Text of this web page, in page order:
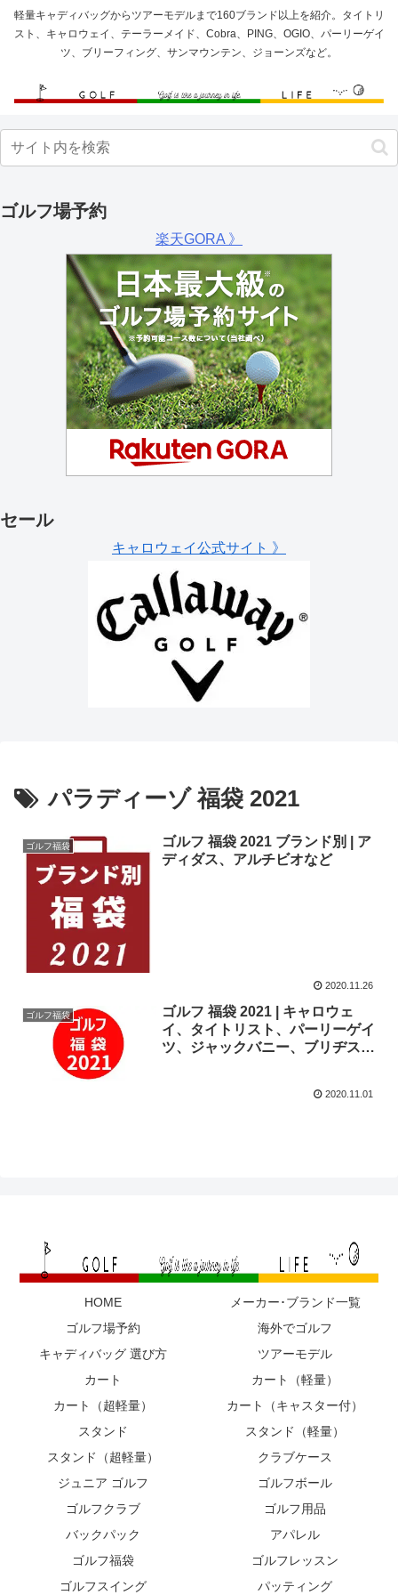
軽量キャディバッグからツアーモデルまで160ブランド以上を紹介。タイトリ
スト、キャロウェイ、テーラーメイド、Cobra、PING、OGIO、パーリーゲイ
ツ、ブリーフィング、サンマウンテン、ジョーンズなど。
ゴルフ場予約
楽天GORA 》
セール
キャロウェイ公式サイト 》
パラディーゾ 福袋 2021
ゴルフ福袋
ゴルフ 福袋 2021 ブランド別 | ア
ディダス、アルチビオなど
2020.11.26
ゴルフ福袋
ゴルフ 福袋 2021 | キャロウェ
イ、タイトリスト、パーリーゲイ
ツ、ジャックバニー、ブリヂスト
2020.11.01
HOME
メーカー･ブランド一覧
ゴルフ場予約
海外でゴルフ
キャディバッグ 選び方
ツアーモデル
カート
カート（軽量）
カート（超軽量）
カート（キャスター付）
スタンド
スタンド（軽量）
スタンド（超軽量）
クラブケース
ジュニア ゴルフ
ゴルフボール
ゴルフクラブ
ゴルフ用品
バックパック
アパレル
ゴルフ福袋
ゴルフレッスン
ゴルフスイング
パッティング